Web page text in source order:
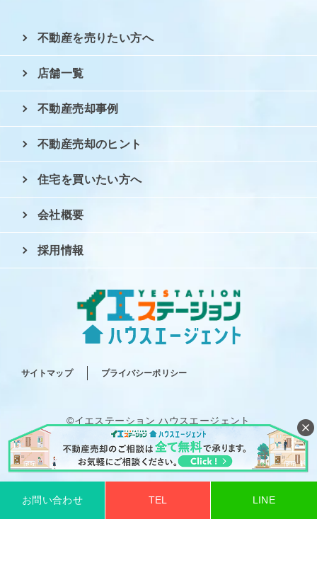
サイトマップ プライバシーポリシー
不動産を売りたい方へ
店舗一覧
不動産売却事例
不動産売却のヒント
住宅を買いたい方へ
会社概要
採用情報
©イエステーション ハウスエージェント
All rights reserved.
お問い合わせ TEL LINE